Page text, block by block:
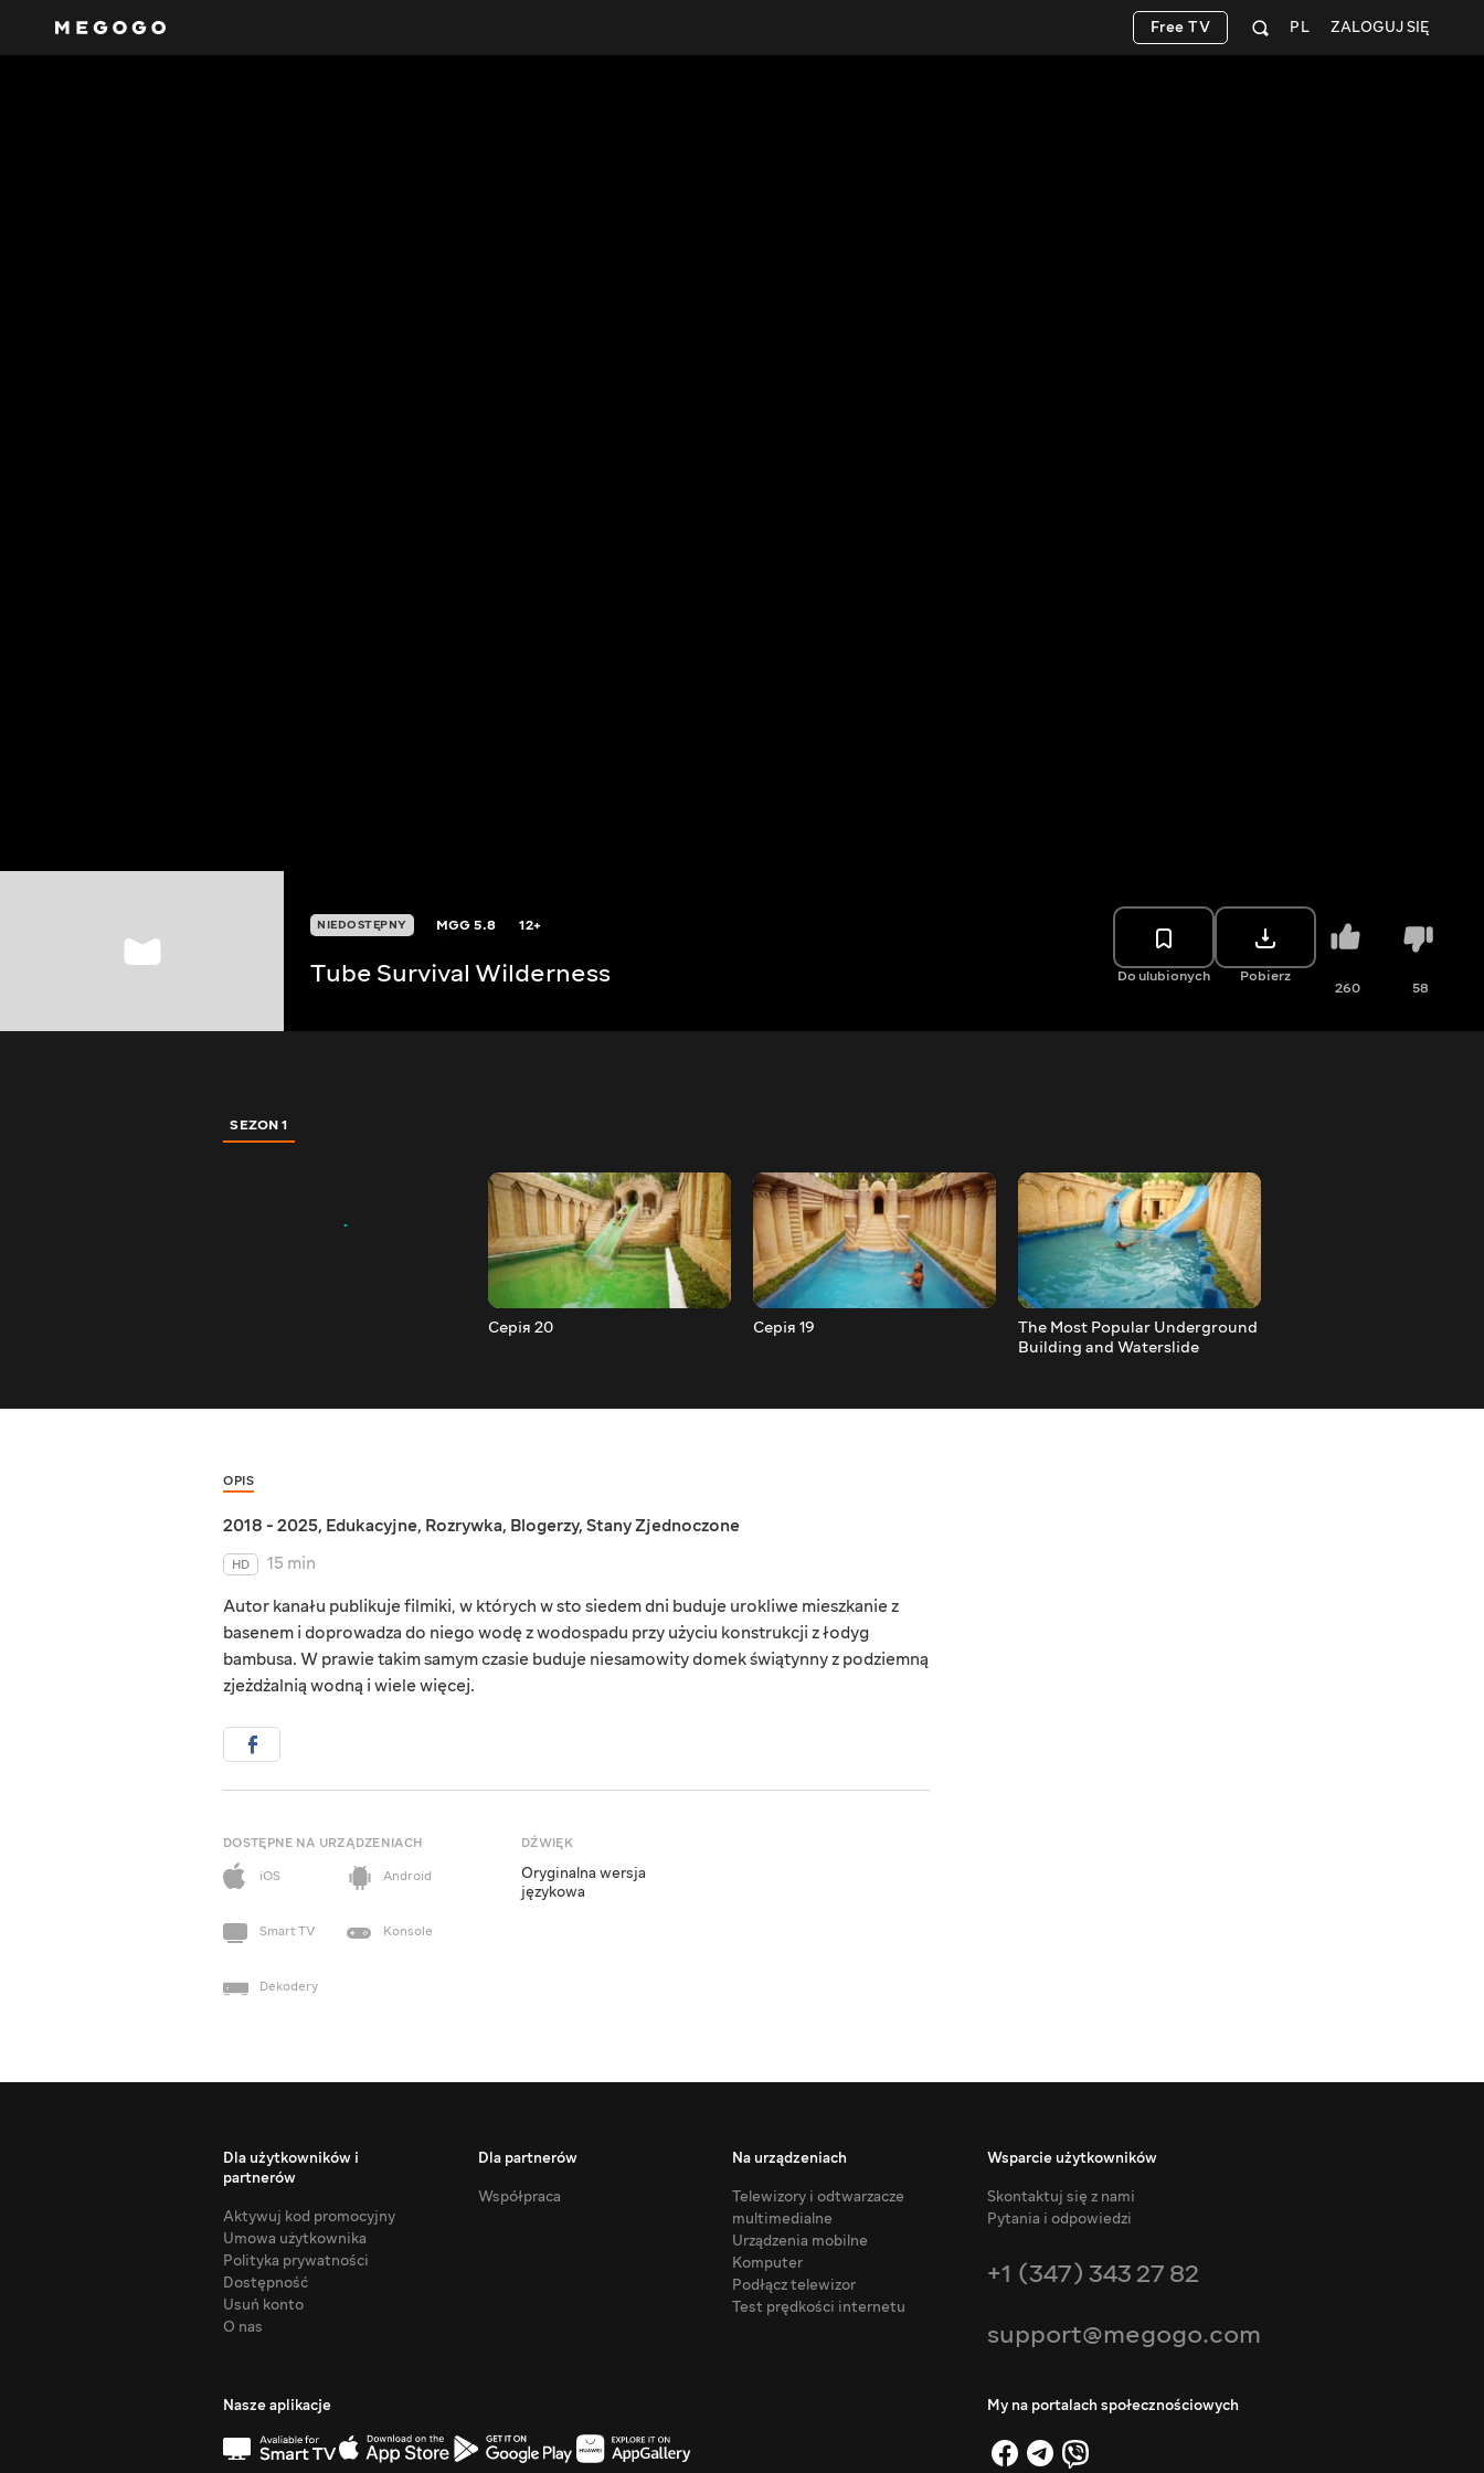
ZALOGUJ SIĘ
PL
Free TV
NIEDOSTĘPNY MGG5.8 12+
Tube Survival Wilderness Do ulubionych Pobierz
260 58
SEZON 1
Серія 20 Серія 19
The Most Popular Underground
Building and Waterslide
OPIS
2018 - 2025, Edukacyjne, Rozrywka, Blogerzy, Stany Zjednoczone
HD
15 min
Autor kanału publikuje filmiki, w których w sto siedem dni buduje urokliwe mieszkanie z
basenem i doprowadza do niego wodę z wodospadu przy użyciu konstrukcji z łodyg
bambusa. W prawie takim samym czasie buduje niesamowity domek świątynny z podziemną
zjeżdżalnią wodną i wiele więcej.
DOSTĘPNE NA URZĄDZENIACH
iOS
Android
Smart TV Konsole
Dekodery
DŹWIĘK
Oryginalna wersja
językowa
Dla użytkowników i
partnerów
Aktywuj kod promocyjny
Umowa użytkownika
Polityka prywatności
Dostępność
Usuń konto
O nas
Dla partnerów
Współpraca
Na urządzeniach
Telewizory i odtwarzacze
multimedialne
Urządzenia mobilne
Komputer
Podłącz telewizor
Test prędkości internetu
Wsparcie użytkowników
Skontaktuj się z nami
Pytania i odpowiedzi
+1 (347) 343 27 82
support@megogo.com
Nasze aplikacje My na portalach społecznościowych